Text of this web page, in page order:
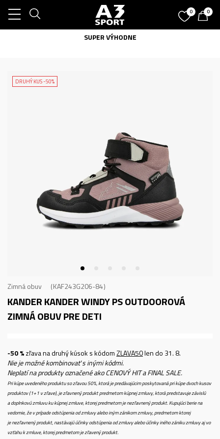
0 0
SUPER VÝHODNE
DRUHÝ KUS -50%
Zimná obuv KAF243G206-84
KANDER KANDER WINDY PSOUTDOOROVÁ
ZIMNÁ OBUV PRE DETI
-50 %zľava na druhý kúsok s kódomZLAVA50len do 31. 8.
Nie je možné kombinovať s inými kódmi.
Neplatí na produkty označené ako CENOVÝ HIT a FINAL SALE.
Pri kúpe uvedeného produktu so zľavou 50%, ktorá je predávajúcim poskytovaná pri kúpe dvoch kusov
produktov (1+1 v zľave), je zľavnený produkt predmetom kúpnej zmluvy, ktorá predstavuje závislú
a doplnkovú zmluvu ku kúpnej zmluve, ktorej predmetom je nezľavnený produkt. Kupujúci berie na
vedomie, že v prípade odstúpenia od zmluvy alebo iným zánikom zmluvy, predmetom ktorej
je nezľavnený produkt, nastávajú účinky odstúpenia od zmluvy alebo účinky iného zániku zmluvy aj vo
vzťahu k zmluve, ktorej predmetom je zľavený produkt.